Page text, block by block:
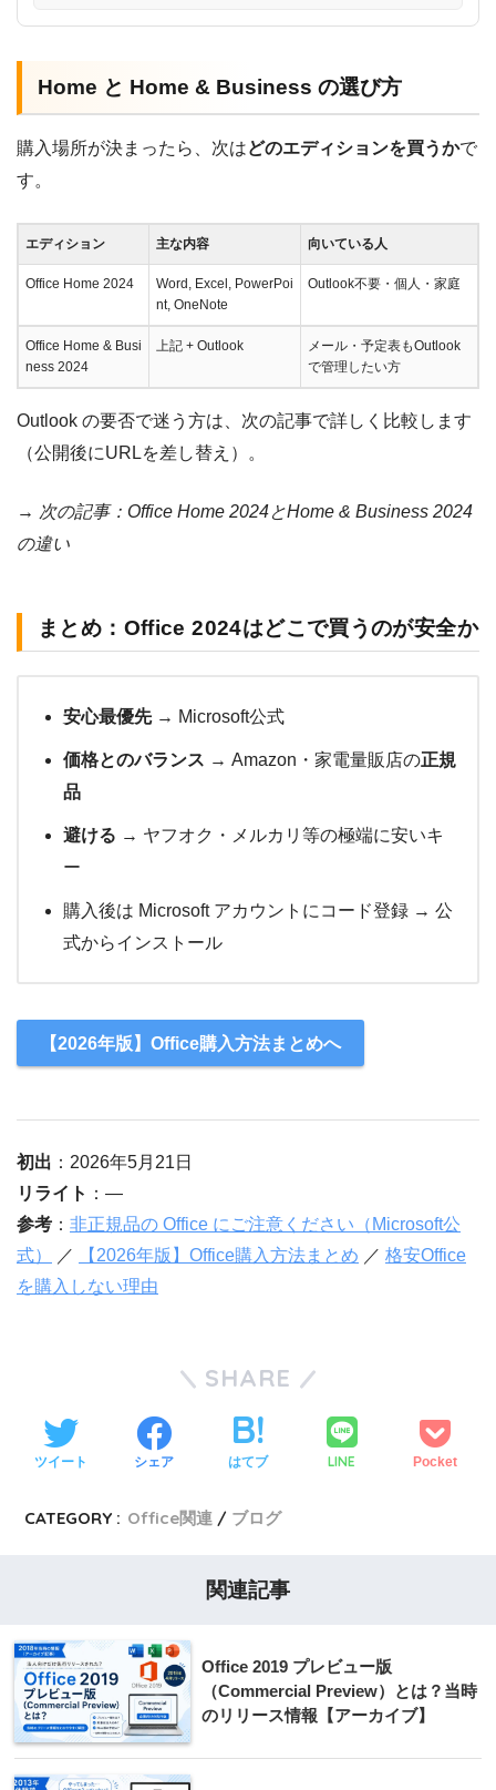
Home と Home & Business の選び方
購入場所が決まったら、次はどのエディションを買うかで
す。
エディション 主な内容 向いている人
Office Home 2024
Word, Excel, PowerPoi
nt, OneNote
Outlook不要・個人・家庭
Office Home & Busi
ness 2024
上記 + Outlook
メール・予定表もOutlook
で管理したい方
Outlook の要否で迷う方は、次の記事で詳しく比較します
（公開後にURLを差し替え）。
→ 次の記事：Office Home 2024とHome & Business 2024
の違い
まとめ：Office 2024はどこで買うのが安全か
安心最優先→ Microsoft公式
価格とのバランス → Amazon・家電量販店の正規
品
避ける → ヤフオク・メルカリ等の極端に安いキ
ー
購入後は Microsoft アカウントにコード登録 → 公
式からインストール
【2026年版】Office購入方法まとめへ
初出 ：2026年5月21日
リライト ：—
参考 ： 非正規品の Office にご注意ください（Microsoft公
式）
／ 【2026年版】Office購入方法まとめ ／ 格安Office
を購入しない理由
SHARE
ツイート シェア はてブ LINE Pocket
CATEGORY : Office関連 ブログ
関連記事
Office 2019 プレビュー版
（Commercial Preview）とは？当時
のリリース情報【アーカイブ】